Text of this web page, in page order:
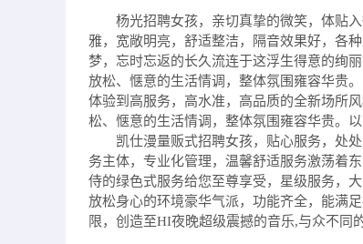
杨光招聘女孩，亲切真挚的微笑，体贴
雅，宽敞明亮，舒适整洁，隔音效果好，各
梦，忘时忘返的长久流连于这浮生得意的绚
放松、惬意的生活情调，整体氛围雍容华贵
体验到高服务，高水准，高品质的全新场所
松、惬意的生活情调，整体氛围雍容华贵。
凯仕漫量贩式招聘女孩，贴心服务，处
务主体，专业化管理，温馨舒适服务激荡着
侍的绿色式服务给您至尊享受，星级服务，
放松身心的环境豪华气派，功能齐全，能满
限，创造至HI夜晚超级震撼的音乐,与众不同